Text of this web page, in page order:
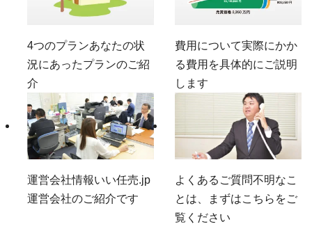
4つのプランあなたの状
況にあったプランのご紹
介
費用について実際にかか
る費用を具体的にご説明
します
運営会社情報いい任売.jp
運営会社のご紹介です
よくあるご質問不明なこ
とは、まずはこちらをご
覧ください